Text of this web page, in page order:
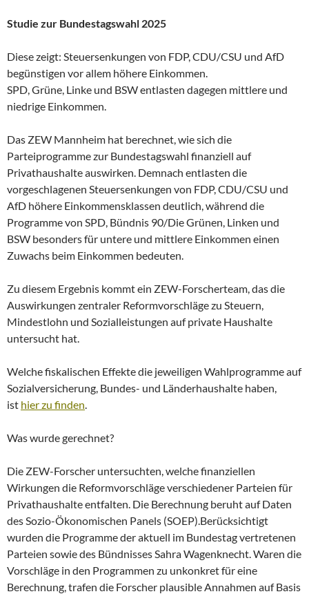
Studie zur Bundestagswahl 2025
Diese zeigt: Steuersenkungen von FDP, CDU/CSU und AfD
begünstigen vor allem höhere Einkommen.
SPD, Grüne, Linke und BSW entlasten dagegen mittlere und
niedrige Einkommen.
Das ZEW Mannheim hat berechnet, wie sich die
Parteiprogramme zur Bundestagswahl finanziell auf
Privathaushalte auswirken. Demnach entlasten die
vorgeschlagenen Steuersenkungen von FDP, CDU/CSU und
AfD höhere Einkommensklassen deutlich, während die
Programme von SPD, Bündnis 90/Die Grünen, Linken und
BSW besonders für untere und mittlere Einkommen einen
Zuwachs beim Einkommen bedeuten.
Zu diesem Ergebnis kommt ein ZEW-Forscherteam, das die
Auswirkungen zentraler Reformvorschläge zu Steuern,
Mindestlohn und Sozialleistungen auf private Haushalte
untersucht hat.
Welche fiskalischen Effekte die jeweiligen Wahlprogramme auf
Sozialversicherung, Bundes- und Länderhaushalte haben,
ist hier zu finden
Was wurde gerechnet?
Die ZEW-Forscher untersuchten, welche finanziellen
Wirkungen die Reformvorschläge verschiedener Parteien für
Privathaushalte entfalten. Die Berechnung beruht auf Daten
des Sozio-Ökonomischen Panels (SOEP).Berücksichtigt
wurden die Programme der aktuell im Bundestag vertretenen
Parteien sowie des Bündnisses Sahra Wagenknecht. Waren die
Vorschläge in den Programmen zu unkonkret für eine
Berechnung, trafen die Forscher plausible Annahmen auf Basis